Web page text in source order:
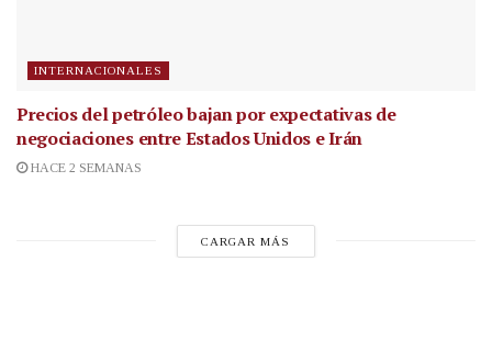
INTERNACIONALES
Precios del petróleo bajan por expectativas de
negociaciones entre Estados Unidos e Irán
HACE 2 SEMANAS
CARGAR MÁS